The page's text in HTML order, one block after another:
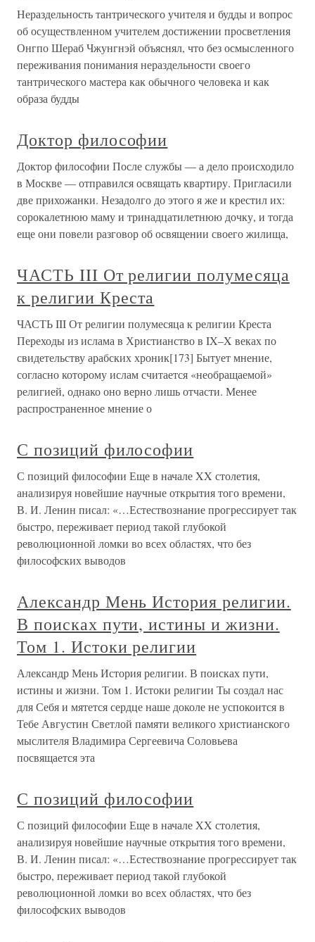
Нераздельность тантрического учителя и будды и вопрос
об осуществленном учителем достижении просветления
Онгпо Шераб Чжунгнэй объяснял, что без осмысленного
переживания понимания нераздельности своего
тантрического мастера как обычного человека и как
образа будды
Доктор философии
Доктор философии После службы — а дело происходило
в Москве — отправился освящать квартиру. Пригласили
две прихожанки. Незадолго до этого я же и крестил их:
сорокалетнюю маму и тринадцатилетнюю дочку, и тогда
еще они повели разговор об освящении своего жилища,
ЧАСТЬ III От религии полумесяца
к религии Креста
ЧАСТЬ III От религии полумесяца к религии Креста
Переходы из ислама в Христианство в IX–X веках по
свидетельству арабских хроник[173] Бытует мнение,
согласно которому ислам считается «необращаемой»
религией, однако оно верно лишь отчасти. Менее
распространенное мнение о
С позиций философии
С позиций философии Еще в начале XX столетия,
анализируя новейшие научные открытия того времени,
В. И. Ленин писал: «…Естествознание прогрессирует так
быстро, переживает период такой глубокой
революционной ломки во всех областях, что без
философских выводов
Александр Мень История религии.
В поисках пути, истины и жизни.
Том 1. Истоки религии
Александр Мень История религии. В поисках пути,
истины и жизни. Том 1. Истоки религии Ты создал нас
для Себя и мятется сердце наше доколе не успокоится в
Тебе Августин Светлой памяти великого христианского
мыслителя Владимира Сергеевича Соловьева
посвящается эта
С позиций философии
С позиций философии Еще в начале XX столетия,
анализируя новейшие научные открытия того времени,
В. И. Ленин писал: «…Естествознание прогрессирует так
быстро, переживает период такой глубокой
революционной ломки во всех областях, что без
философских выводов